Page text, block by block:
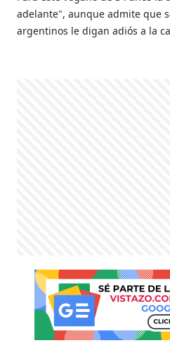
adelante", aunque admite que
argentinos le digan adiós a la